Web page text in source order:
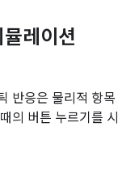
레이션
반응은 물리적 항목
의 버튼 누르기를 시